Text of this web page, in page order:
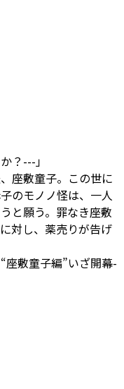
？---」
座敷童子。この世に
のモノノ怪は、一人
と願う。罪なき座敷
対し、薬売りが告げ
座敷童子編”いざ開幕-